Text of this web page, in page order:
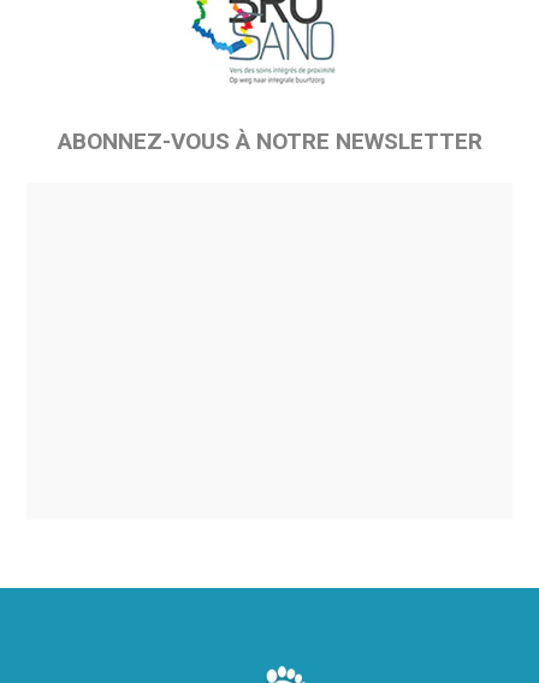
ABONNEZ-VOUS À NOTRE NEWSLETTER